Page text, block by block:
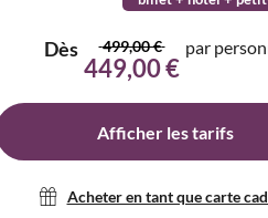
Dès 499,00 €
449,00 €
par
Afficher les tarifs
Acheter en tant que carte